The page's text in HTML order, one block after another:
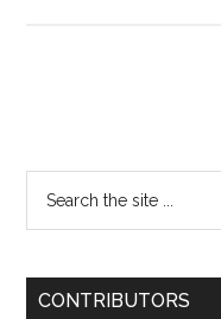
CONTRIBUTORS